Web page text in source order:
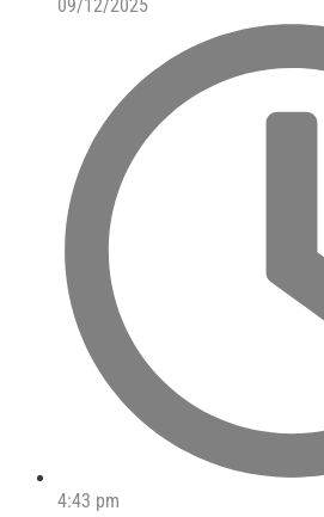
09/12/2025
4:43 pm